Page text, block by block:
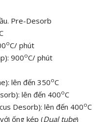
Pre-Desorb
oC/ phút
900oC/ phút
lên đến 350oC
lên đến 400oC
Desorb): lên đến 400oC
ống kép (Dual tube)